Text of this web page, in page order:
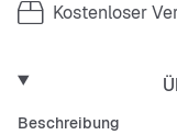
Kostenloser
Beschreibung